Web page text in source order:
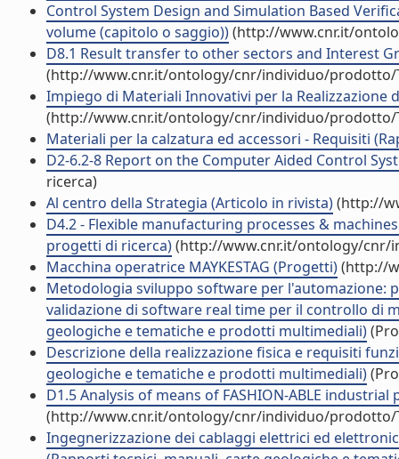
Control System Design and Simulation Based
volume (capitolo o saggio))(http://www.cnr.it/
D8.1 Result transfer to other sectors and Interest
(http://www.cnr.it/ontology/cnr/individuo/prodotto/
Impiego di Materiali Innovativi per la
(http://www.cnr.it/ontology/cnr/individuo/prodotto/
Materiali per la calzatura ed accessori - Requisiti
D2-6.2-8 Report on the Computer Aided Control
ricerca)
Al centro della Strategia (Articolo in rivista)(http://
D4.2 - Flexible manufacturing processes &
progetti di ricerca)(http://www.cnr.it/ontology/cnr/
Macchina operatrice MAYKESTAG (Progetti)(http://
Metodologia sviluppo software per l'automazione:
validazione di software real time per il controllo di
geologiche e tematiche e prodotti multimediali)
Descrizione della realizzazione fisica e requisiti
geologiche e tematiche e prodotti multimediali)
D1.5 Analysis of means of FASHION-ABLE
(http://www.cnr.it/ontology/cnr/individuo/prodotto/
Ingegnerizzazione dei cablaggi elettrici ed